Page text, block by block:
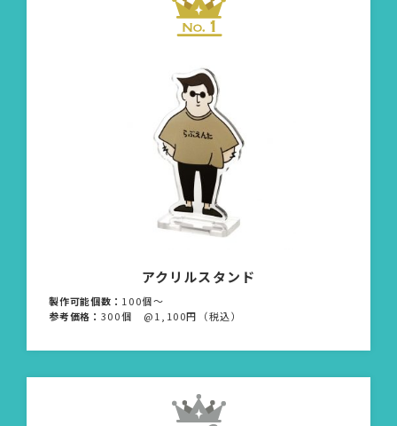
アクリルスタンド
製作可能個数： 100個〜
参考価格： 300個 @1,100円（税込）